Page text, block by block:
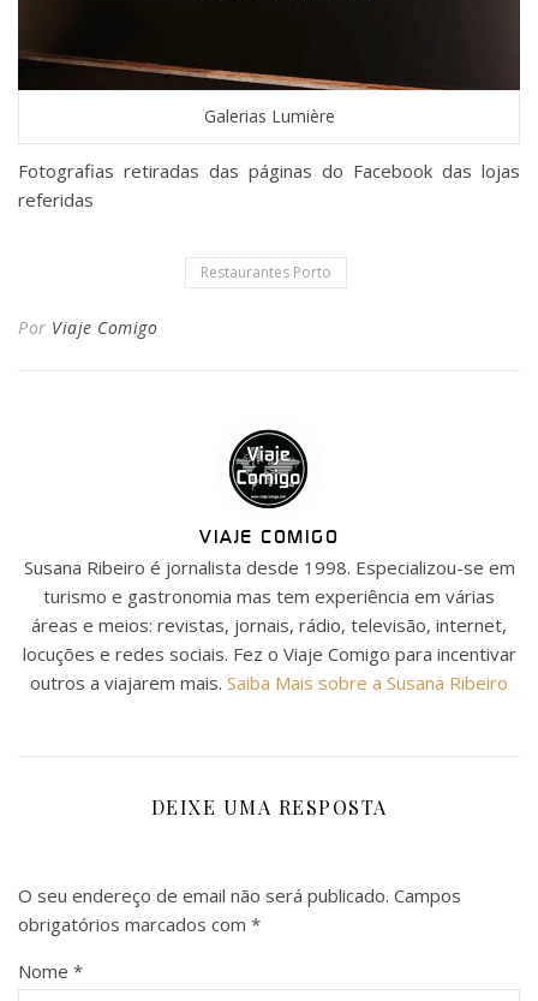
Galerias Lumière
Fotografias retiradas das páginas do Facebook das lojas
referidas
Restaurantes Porto
Por Viaje Comigo
VIAJE COMIGO
Susana Ribeiro é jornalista desde 1998. Especializou-se em
turismo e gastronomia mas tem experiência em várias
áreas e meios: revistas, jornais, rádio, televisão, internet,
locuções e redes sociais. Fez o Viaje Comigo para incentivar
outros a viajarem mais. Saiba Mais sobre a Susana Ribeiro
DEIXE UMA RESPOSTA
O seu endereço de email não será publicado. Campos
obrigatórios marcados com *
Nome *